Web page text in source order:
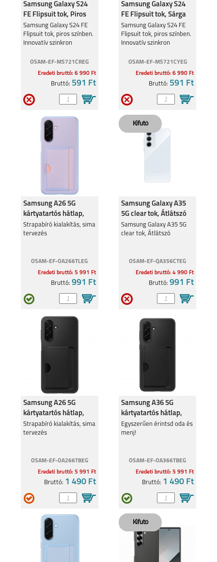
Samsung Galaxy S24
FE Flipsuit tok, Piros
Samsung Galaxy S24 FE
Flipsuit tok, piros színben.
Innovatív szinkron
design.
OSAM-EF-MS721CREG
Eredeti bruttó: 6 990 Ft
Bruttó: 591 Ft
Samsung Galaxy S24
FE Flipsuit tok, Sárga
Samsung Galaxy S24 FE
Flipsuit tok, piros színben.
Innovatív szinkron
design.
OSAM-EF-MS721CYEG
Eredeti bruttó: 6 990 Ft
Bruttó: 591 Ft
Samsung A26 5G
kártyatartós hátlap,
Kék
Strapabíró kialakítás, sima
tervezés
OSAM-EF-OA266TLEG
Eredeti bruttó: 5 991 Ft
Bruttó: 991 Ft
Samsung Galaxy A35
5G clear tok, Átlátszó
Samsung Galaxy A35 5G
clear tok, Átlátszó
OSAM-EF-QA356CTEG
Eredeti bruttó: 4 990 Ft
Bruttó:991 Ft
Samsung A26 5G
kártyatartós hátlap,
Fekete
Strapabíró kialakítás, sima
tervezés
OSAM-EF-OA266TBEG
Eredeti bruttó: 5 991 Ft
Bruttó: 1 490 Ft
Samsung A36 5G
kártyatartós hátlap,
Fekete
Egyszerűen érintsd oda és
menj!
OSAM-EF-OA366TBEG
Eredeti bruttó: 5 991 Ft
Bruttó: 1 490 Ft